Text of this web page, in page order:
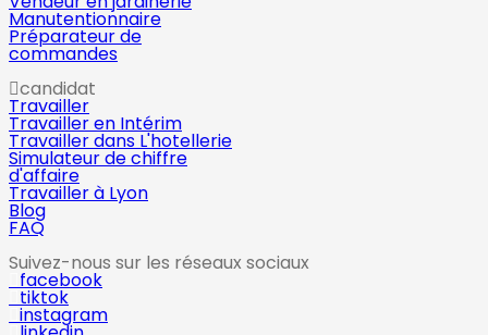
Manutentionnaire
Préparateur de
commandes
candidat
Travailler
Travailler en Intérim
Travailler dans L'hotellerie
Simulateur de chiffre
d'affaire
Travailler à Lyon
Blog
FAQ
Suivez-nous sur les réseaux sociaux
facebook
tiktok
instagram